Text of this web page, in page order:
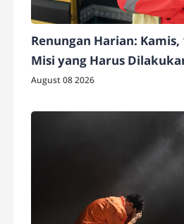
Renungan Harian: Kamis,
Misi yang Harus
August 08 2026